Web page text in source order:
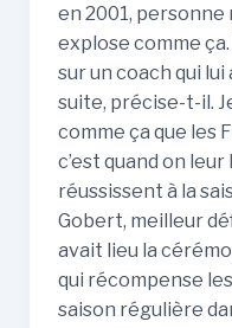
en 2001, personne
explose comme
sur un coach qui
suite, précise-t-il.
comme ça que les
c’est quand on
réussissent à la
Gobert, meilleur
avait lieu la
qui récompense
saison régulière